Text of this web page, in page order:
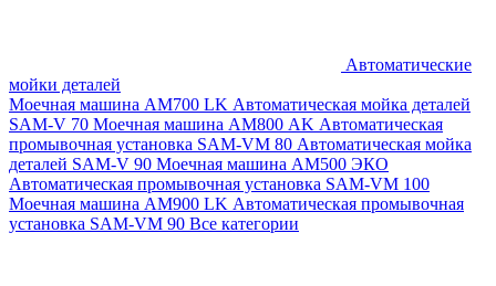
Автоматические
мойки деталей
Моечная машина AM700 LK Автоматическая мойка деталей
SAM-V 70 Моечная машина АМ800 AK Автоматическая
промывочная установка SAM-VM 80 Автоматическая мойка
деталей SAM-V 90 Моечная машина АМ500 ЭКО
Автоматическая промывочная установка SAM-VM 100
Моечная машина AM900 LK Автоматическая промывочная
установка SAM-VM 90 Все категории